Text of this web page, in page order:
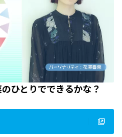
ひとりでできるかな？